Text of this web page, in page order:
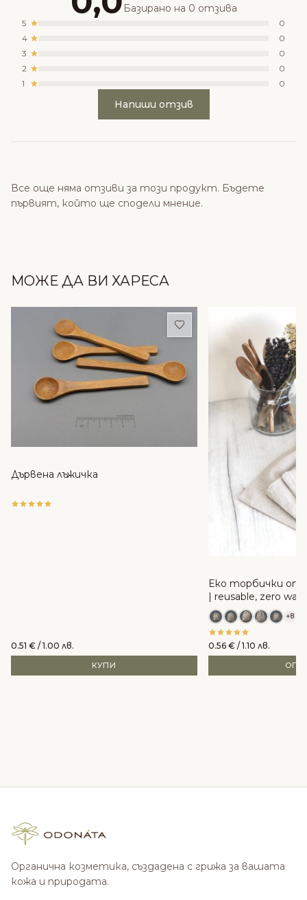
Базирано на 0 отзива
5
0
4
0
3
0
2
0
1
0
Напиши отзив
Все още няма отзиви за този продукт. Бъдете
първият, който ще сподели мнение.
МОЖЕ ДА ВИ ХАРЕСА
Добави в любими
Дървена лъжичка
0.51 € / 1.00 лв.
КУПИ
Еко торбички от
| reusable, zero
+8
0.56 € / 1.10 лв.
Органична козметика, създадена с грижа за вашата
кожа и природата.